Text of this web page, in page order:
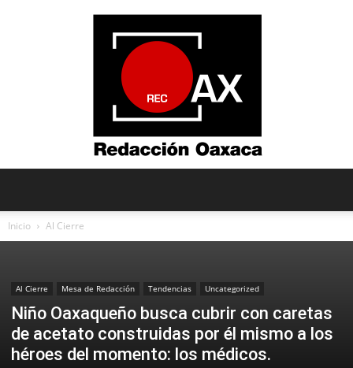
Inicio Al Cierre
Al Cierre Mesa de Redacción Tendencias Uncategorized
Niño Oaxaqueño busca cubrir con caretas
de acetato construidas por él mismo a los
héroes del momento: los médicos.